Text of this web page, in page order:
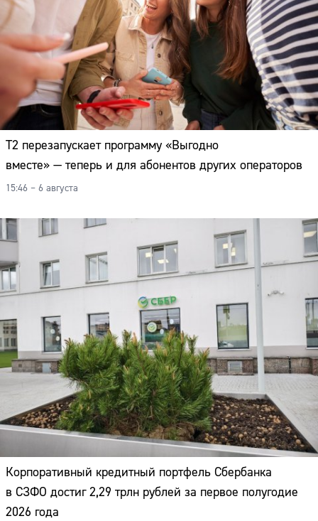
Т2 перезапускает программу «Выгодно
вместе» — теперь и для абонентов других операторов
15:46 – 6 августа
Корпоративный кредитный портфель Сбербанка
в СЗФО достиг 2,29 трлн рублей за первое полугодие
2026 года